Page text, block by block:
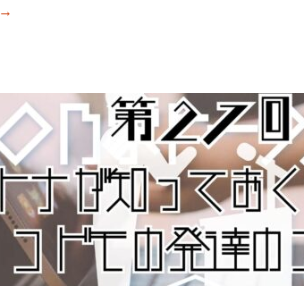
【iso乃家トークライブVol.28】「職業訓練っ
→